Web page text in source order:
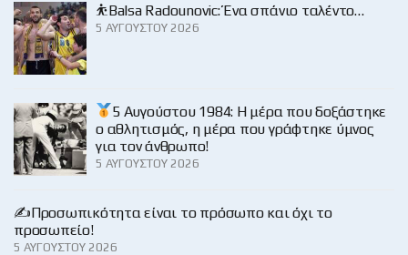
⛹️Balsa Radounovic: Ένα σπάνιο ταλέντο…
5 ΑΥΓΟΎΣΤΟΥ 2026
5 Αυγούστου 1984: Η μέρα που δοξάστηκε
ο αθλητισμός, η μέρα που γράφτηκε ύμνος
για τον άνθρωπο!
5 ΑΥΓΟΎΣΤΟΥ 2026
✍️Προσωπικότητα είναι το πρόσωπο και όχι το
προσωπείο!
5 ΑΥΓΟΎΣΤΟΥ 2026